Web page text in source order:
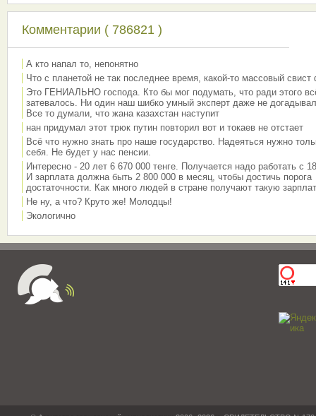
Комментарии ( 786821 )
А кто напал то, непонятно
Что с планетой не так последнее время, какой-то массовый свист
Это ГЕНИАЛЬНО господа. Кто бы мог подумать, что ради этого
затевалось. Ни один наш шибко умный эксперт даже не
Все то думали, что жана казахстан наступит
нан придумал этот трюк путин повторил вот и токаев не отстает
Всё что нужно знать про наше государство. Надеяться нужно
себя. Не будет у нас пенсии.
Интересно - 20 лет 6 670 000 тенге. Получается надо работать с
И зарплата должна быть 2 800 000 в месяц, чтобы достичь порога
достаточности. Как много людей в стране получают такую
Не ну, а что? Круто же! Молодцы!
Экологично